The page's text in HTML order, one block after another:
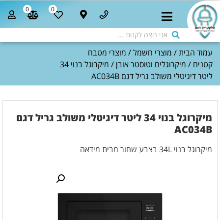
0
0
עמוד הבית/ מוצרי חשמל/ מוצרי מטבח
קטנים / מיקרוגלים וטוסטר אובן
/ מיקרוגל בנוי 34
ליטר דיגיטלי משולב גריל דגם AC034B
מיקרוגל בנוי 34 ליטר דיגיטלי משולב גריל דגם
AC034B
מיקרוגל בנוי 34L בצבע שחור מבית מידאה